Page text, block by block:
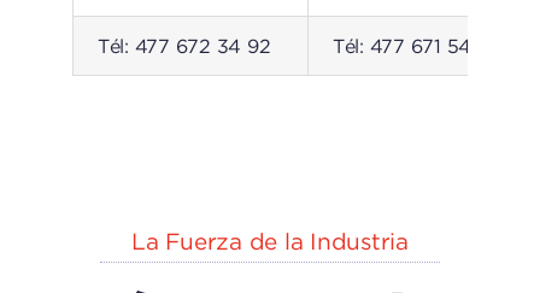
Tél: 477 672 34 92 Tél: 477 671 54 92
La Fuerza de la Industria